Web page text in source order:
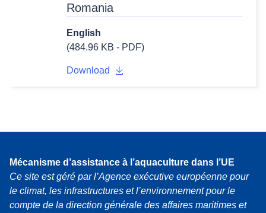
Romania
English
(484.96 KB - PDF)
Download
Mécanisme d’assistance à l’aquaculture dans l’UE
Ce site est géré par l’Agence exécutive européenne pour
le climat, les infrastructures et l’environnement pour le
compte de la direction générale des affaires maritimes et